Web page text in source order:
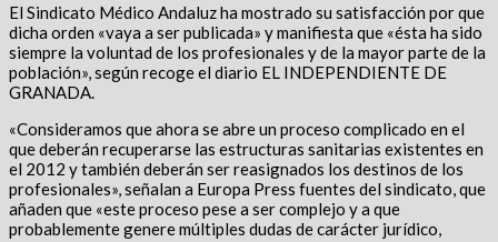
El Sindicato Médico Andaluz ha mostrado su satisfacción por que
dicha orden «vaya a ser publicada» y manifiesta que «ésta ha sido
siempre la voluntad de los profesionales y de la mayor parte de la
población», según recoge el diario EL INDEPENDIENTE DE
GRANADA.
«Consideramos que ahora se abre un proceso complicado en el
que deberán recuperarse las estructuras sanitarias existentes en
el 2012 y también deberán ser reasignados los destinos de los
profesionales», señalan a Europa Press fuentes del sindicato, que
añaden que «este proceso pese a ser complejo y a que
probablemente genere múltiples dudas de carácter jurídico,